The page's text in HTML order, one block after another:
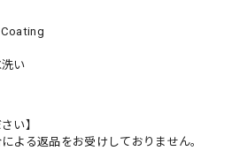
Coating
い
い】
よる返品をお受けしておりません。